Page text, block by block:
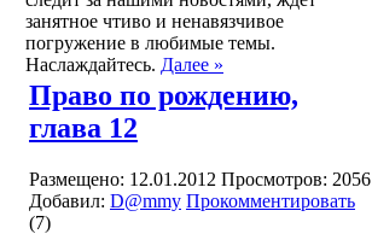
занятное чтиво и ненавязчивое
погружение в любимые темы.
Наслаждайтесь. Далее »
Право по рождению,
глава 12
Размещено: 12.01.2012 Просмотров: 2056
Добавил: D@mmy Прокомментировать
(7)